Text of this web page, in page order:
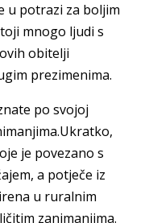
u potrazi za boljim
mnogo ljudi s
obitelji
prezimenima.
po svojoj
je povezano s
a potječe iz
u ruralnim
zanimanjima.